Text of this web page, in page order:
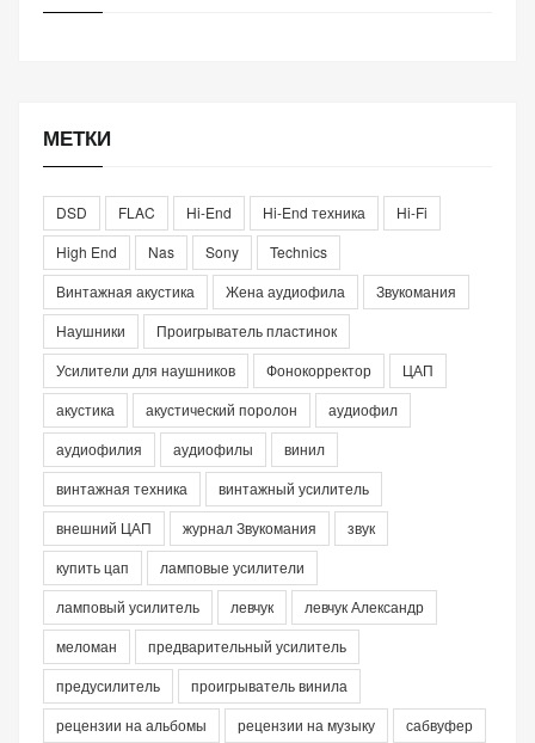
МЕТКИ
DSD FLAC Hi-End Hi-End техника
Hi-Fi
High End
Nas Sony
Technics
Винтажная акустика
Жена аудиофила
Звукомания
Наушники
Проигрыватель пластинок
Усилители для наушников
Фонокорректор
ЦАП
акустика
акустический поролон
аудиофил
аудиофилия
аудиофилы
винил
винтажная техника
винтажный усилитель
внешний ЦАП
журнал Звукомания
звук
купить цап
ламповые усилители
ламповый усилитель
левчук
левчук Александр
меломан
предварительный усилитель
предусилитель
проигрыватель винила
рецензии на альбомы
рецензии на музыку
сабвуфер